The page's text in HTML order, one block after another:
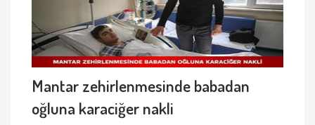
Mantar zehirlenmesinde babadan
oğluna karaciğer nakli